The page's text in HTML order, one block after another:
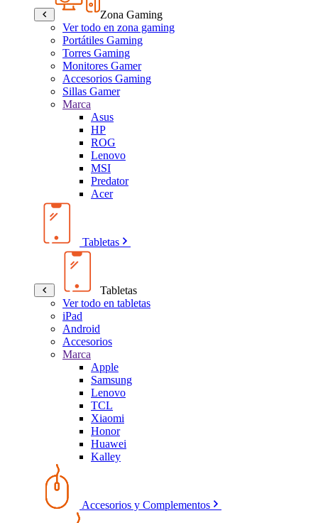
Zona Gaming
Ver todo en zona gaming
Portátiles Gaming
Torres Gaming
Monitores Gamer
Accesorios Gaming
Sillas Gamer
Marca
Asus
HP
ROG
Lenovo
MSI
Predator
Acer
Tabletas
Tabletas
Ver todo en tabletas
iPad
Android
Accesorios
Marca
Apple
Samsung
Lenovo
TCL
Xiaomi
Honor
Huawei
Kalley
Accesorios y Complementos